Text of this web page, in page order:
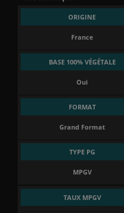
ORIGINE
France
BASE 100% VÉGÉTALE
Oui
FORMAT
Grand Format
TYPE PG
MPGV
TAUX MPGV